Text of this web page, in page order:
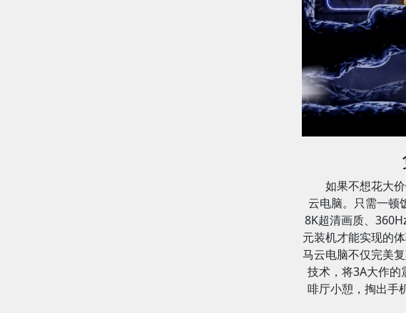
如果不想花大
云电脑。只需一顿
8K超清画质、
元装机才能实现的
马云电脑不仅完美
技术，将3A大作的
啡厅小憩，掏出手